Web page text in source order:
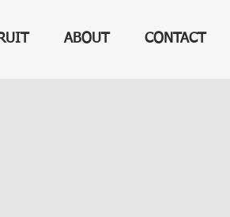
ABOUT CONTACT